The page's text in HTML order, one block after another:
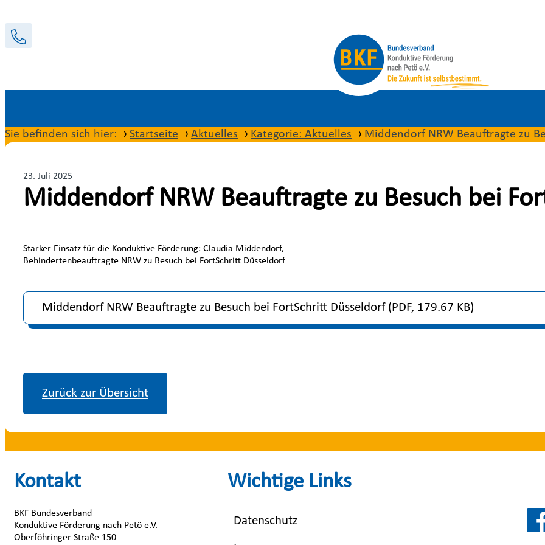
Sie befinden sich hier: Startseite Aktuelles Kategorie: Aktuelles Middendorf NRW Beauftragte zu
Middendorf NRW Beauftragte zu Besuch bei
23. Juli 2025
Starker Einsatz für die Konduktive Förderung: Claudia Middendorf,
Behindertenbeauftragte NRW zu Besuch bei FortSchritt Düsseldorf
Middendorf NRW Beauftragte zu Besuch bei FortSchritt Düsseldorf (PDF, 179.67 KB)
Zurück zur Übersicht
Kontakt
BKF Bundesverband
Konduktive Förderung nach Petö e.V.
Oberföhringer Straße 150
Wichtige Links
Datenschutz